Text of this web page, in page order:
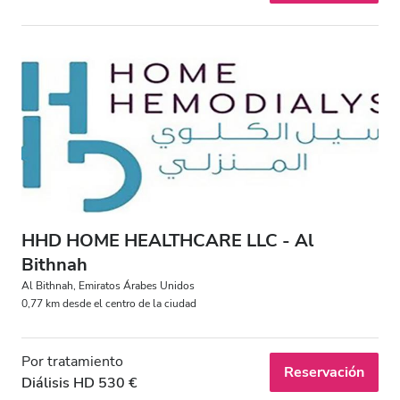
HHD HOME HEALTHCARE LLC - Al
Bithnah
Al Bithnah, Emiratos Árabes Unidos
0,77 km desde el centro de la ciudad
Por tratamiento
Diálisis HD 530 €
Reservación